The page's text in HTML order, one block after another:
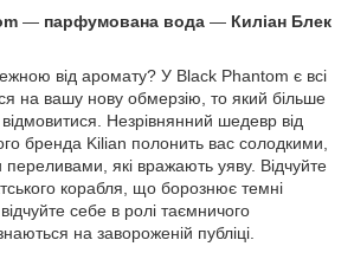
― парфумована вода ― Киліан Блек
від аромату? У Black Phantom є всі
на вашу нову обмерзію, то який більше
Незрівнянний шедевр від
бренда Kilian полонить вас солодкими,
які вражають уяву. Відчуйте
корабля, що борознює темні
себе в ролі таємничого
на завороженій публіці.